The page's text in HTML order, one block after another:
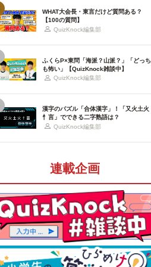
WHAT大会長・東言だけど質問ある？
【100の質問】
QuizKnock編集部
ふくらP×東問「海派？山派？」「どっち
も怖い」【QuizKnock雑談中】
QuizKnock編集部
漢字のパズル「合体漢字」！「又火土火
忄言」でできる二字熟語は？
QuizKnock編集部
連載企画